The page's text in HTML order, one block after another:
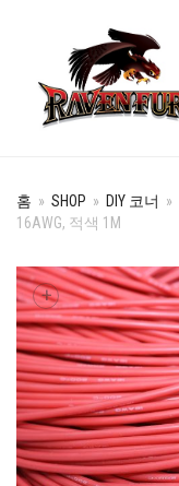
홈 » SHOP » DIY 코너 »
16AWG, 적색 1M
+